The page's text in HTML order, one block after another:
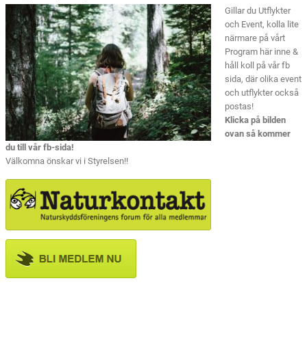
Gillar du Utflykter
och Event, kolla lite
närmare på vårt
Program här inne &
håll koll på vår fb
sida, där olika event
och utflykter också
postas!
Klicka på bilden
ovan så kommer
du till vår fb-sida!
Välkomna önskar vi i Styrelsen!!